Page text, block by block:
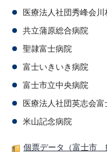
医療法人社団秀峰会川
共立蒲原総合病院
聖隷富士病院
富士いきいき病院
富士市立中央病院
医療法人社団英志会
米山記念病院
個票データ（富士市